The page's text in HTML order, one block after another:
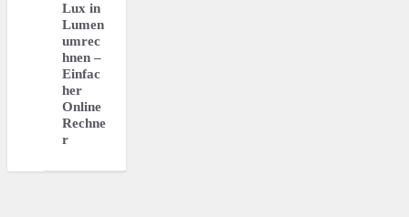
Lux in
Lumen
umrec
hnen –
Einfac
her
Online
Rechne
r